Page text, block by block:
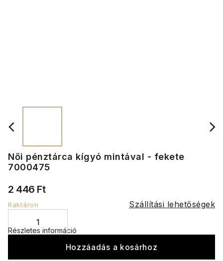
Női pénztárca kígyó mintával - fekete
7000475
2 446 Ft
Raktáron Szállítási lehetőségek
Hozzáadás a kosárhoz
Részletes információ